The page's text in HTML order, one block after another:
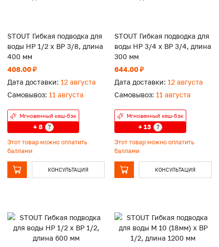
STOUT Гибкая подводка для
воды НР 1/2 х ВР 3/8, длина
400 мм
408.00 ₽
Дата доставки: 12 августа
Самовывоз: 11 августа
Мгновенный кеш-бэк
+ 8 ?
Этот товар можно оплатить
баллами
КОНСУЛЬТАЦИЯ
STOUT Гибкая подводка для
воды НР 3/4 х ВР 3/4, длина
300 мм
644.00 ₽
Дата доставки: 12 августа
Самовывоз: 11 августа
Мгновенный кеш-бэк
+ 13 ?
Этот товар можно оплатить
баллами
КОНСУЛЬТАЦИЯ